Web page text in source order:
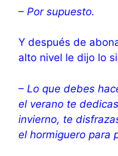
– Por supuesto.
Y después de
alto nivel le dijo lo
– Lo que debes
el verano te
invierno, te
el hormiguero para